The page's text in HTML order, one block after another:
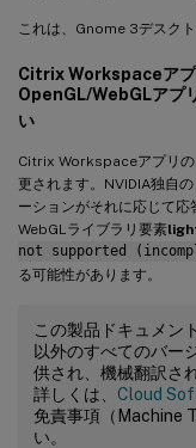
これは、Gnome 3デスク
Citrix Workspaceアプ
OpenGL/WebGLアプ
い
Citrix Workspaceアプリの
更されます。NVIDIA独自
ーションがそれに応じて応
WebGLライブラリ要素
not supported
る可能性があります。
この製品ドキュメン
以外のすべてのバー
供され、機械翻訳さ
詳しくは、 Cloud
免責事項（Machine
い。